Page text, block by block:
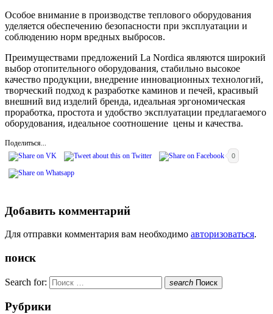
Особое внимание в производстве теплового оборудования
уделяется обеспечению безопасности при эксплуатации и
соблюдению норм вредных выбросов.
Преимуществами предложений La Nordica являются широкий
выбор отопительного оборудования, стабильно высокое
качество продукции, внедрение инновационных технологий,
творческий подход к разработке каминов и печей, красивый
внешний вид изделий бренда, идеальная эргономическая
проработка, простота и удобство эксплуатации предлагаемого
оборудования, идеальное соотношение цены и качества.
Поделиться...
0
Добавить комментарий
Для отправки комментария вам необходимо авторизоваться.
поиск
Search for: search Поиск
Рубрики